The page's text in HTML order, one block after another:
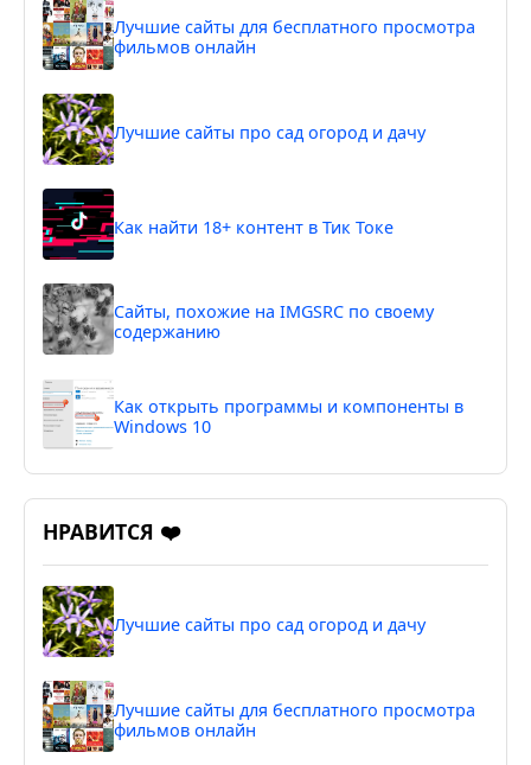
Лучшие сайты для бесплатного просмотра
фильмов онлайн
Лучшие сайты про сад огород и дачу
Как найти 18+ контент в Тик Токе
Сайты, похожие на IMGSRC по своему
содержанию
Как открыть программы и компоненты в
Windows 10
НРАВИТСЯ ❤️
Лучшие сайты про сад огород и дачу
Лучшие сайты для бесплатного просмотра
фильмов онлайн